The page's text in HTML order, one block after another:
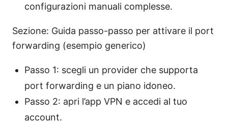
configurazioni manuali complesse.
Sezione: Guida passo-passo per attivare il port
forwarding (esempio generico)
Passo 1: scegli un provider che supporta
port forwarding e un piano idoneo.
Passo 2: apri l’app VPN e accedi al tuo
account.